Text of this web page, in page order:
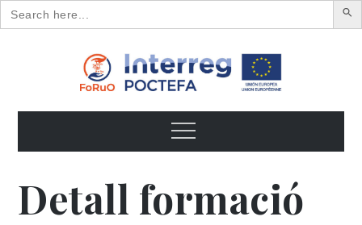
Search
for:
FoRuO
frutos
Menu
Detall formació